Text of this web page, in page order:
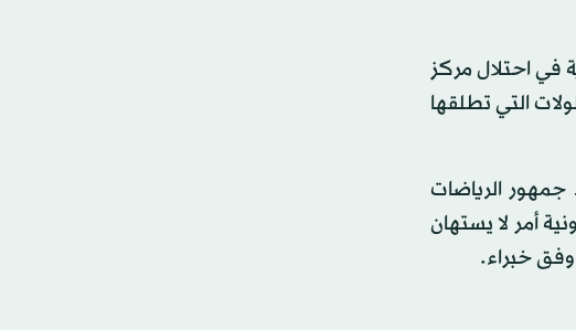
في احتلال مركز
التي تطلقها
الرياضات
أمر لا يستهان
وفق خبراء.